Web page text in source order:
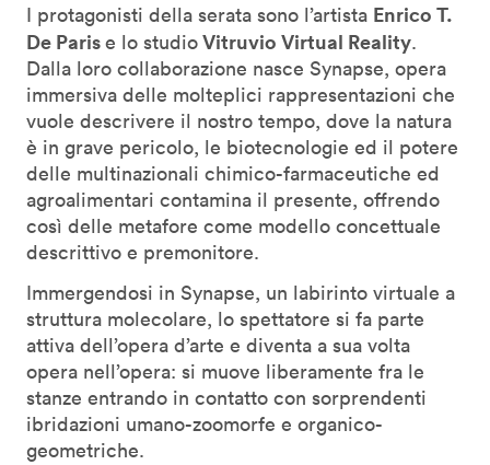
I protagonisti della serata sono l’artista Enrico T.
De Parise lo studioVitruvio Virtual Reality.
Dalla loro collaborazione nasce Synapse, opera
immersiva delle molteplici rappresentazioni che
vuole descrivere il nostro tempo, dove la natura
è in grave pericolo, le biotecnologie ed il potere
delle multinazionali chimico-farmaceutiche ed
agroalimentari contamina il presente, offrendo
così delle metafore come modello concettuale
descrittivo e premonitore.
Immergendosi in Synapse, un labirinto virtuale a
struttura molecolare, lo spettatore si fa parte
attiva dell’opera d’arte e diventa a sua volta
opera nell’opera: si muove liberamente fra le
stanze entrando in contatto con sorprendenti
ibridazioni umano-zoomorfe e organico-
geometriche.